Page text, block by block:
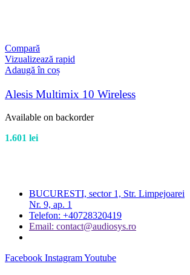
Compară
Vizualizează rapid
Adaugă în coș
Alesis Multimix 10 Wireless
Available on backorder
1.601 lei
BUCURESTI, sector 1, Str. Limpejoarei
Nr. 9, ap. 1
Telefon: +40728320419
Email: contact@audiosys.ro
Facebook InstagramYoutube